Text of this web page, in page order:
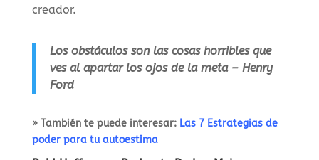
creador.
Los obstáculos son las cosas horribles que
ves al apartar los ojos de la meta – Henry
Ford
» También te puede interesar: Las 7 Estrategias de
poder para tu autoestima